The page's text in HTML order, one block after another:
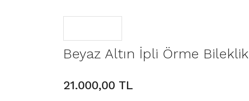
Beyaz Altın İpli Örme Bileklik
21.000,00 TL